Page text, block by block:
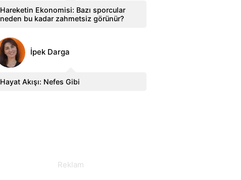
Hareketin Ekonomisi: Bazı sporcular
neden bu kadar zahmetsiz görünür?
İpek Darga
Hayat Akışı: Nefes Gibi